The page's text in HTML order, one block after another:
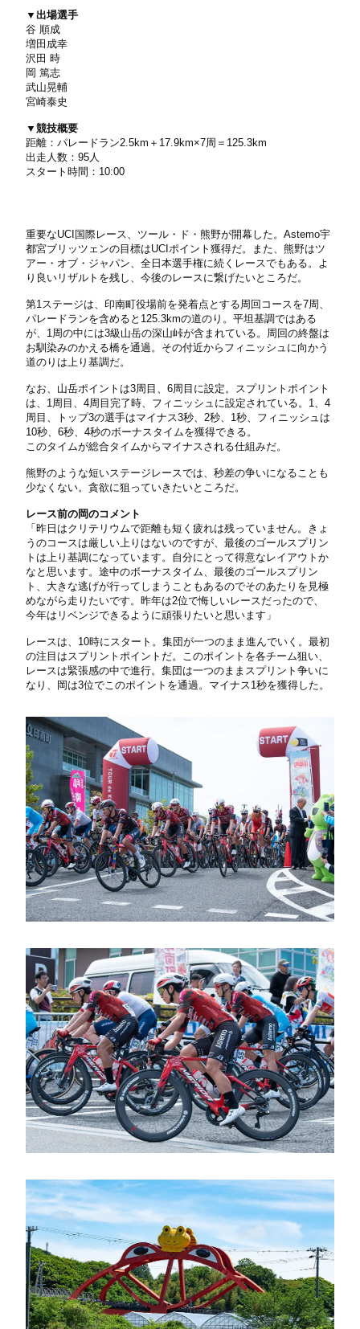
▼出場選手
谷 順成
増田成幸
沢田 時
岡 篤志
武山晃輔
宮崎泰史
▼競技概要
距離：パレードラン2.5km＋17.9km×7周＝125.3km
出走人数：95人
スタート時間：10:00
重要なUCI国際レース、ツール・ド・熊野が開幕した。Astemo宇
都宮ブリッツェンの目標はUCIポイント獲得だ。また、熊野はツ
アー・オブ・ジャパン、全日本選手権に続くレースでもある。よ
り良いリザルトを残し、今後のレースに繋げたいところだ。
第1ステージは、印南町役場前を発着点とする周回コースを7周、
パレードランを含めると125.3kmの道のり。平坦基調ではある
が、1周の中には3級山岳の深山峠が含まれている。周回の終盤は
お馴染みのかえる橋を通過。その付近からフィニッシュに向かう
道のりは上り基調だ。
なお、山岳ポイントは3周目、6周目に設定。スプリントポイント
は、1周目、4周目完了時、フィニッシュに設定されている。1、4
周目、トップ3の選手はマイナス3秒、2秒、1秒、フィニッシュは
10秒、6秒、4秒のボーナスタイムを獲得できる。
このタイムが総合タイムからマイナスされる仕組みだ。
熊野のような短いステージレースでは、秒差の争いになることも
少なくない。貪欲に狙っていきたいところだ。
レース前の岡のコメント
「昨日はクリテリウムで距離も短く疲れは残っていません。きょ
うのコースは厳しい上りはないのですが、最後のゴールスプリン
トは上り基調になっています。自分にとって得意なレイアウトか
なと思います。途中のボーナスタイム、最後のゴールスプリン
ト、大きな逃げが行ってしまうこともあるのでそのあたりを見極
めながら走りたいです。昨年は2位で悔しいレースだったので、
今年はリベンジできるように頑張りたいと思います」
レースは、10時にスタート。集団が一つのまま進んでいく。最初
の注目はスプリントポイントだ。このポイントを各チーム狙い、
レースは緊張感の中で進行。集団は一つのままスプリント争いに
なり、岡は3位でこのポイントを通過。マイナス1秒を獲得した。